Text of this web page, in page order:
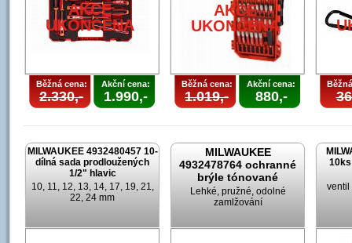
AKCE
UKONČENA
Běžná cena:
2.330,-
Akční cena:
1.990,-
AKCE
UKONČENA
Běžná cena:
1.019,-
Akční cena:
880,-
MILWAUKEE 4932480457 10-
dílná sada prodloužených
1/2" hlavic
10, 11, 12, 13, 14, 17, 19, 21,
22, 24 mm
MILWAUKEE
4932478764 ochranné
brýle tónované
Lehké, pružné, odolné
zamlžování
ventil